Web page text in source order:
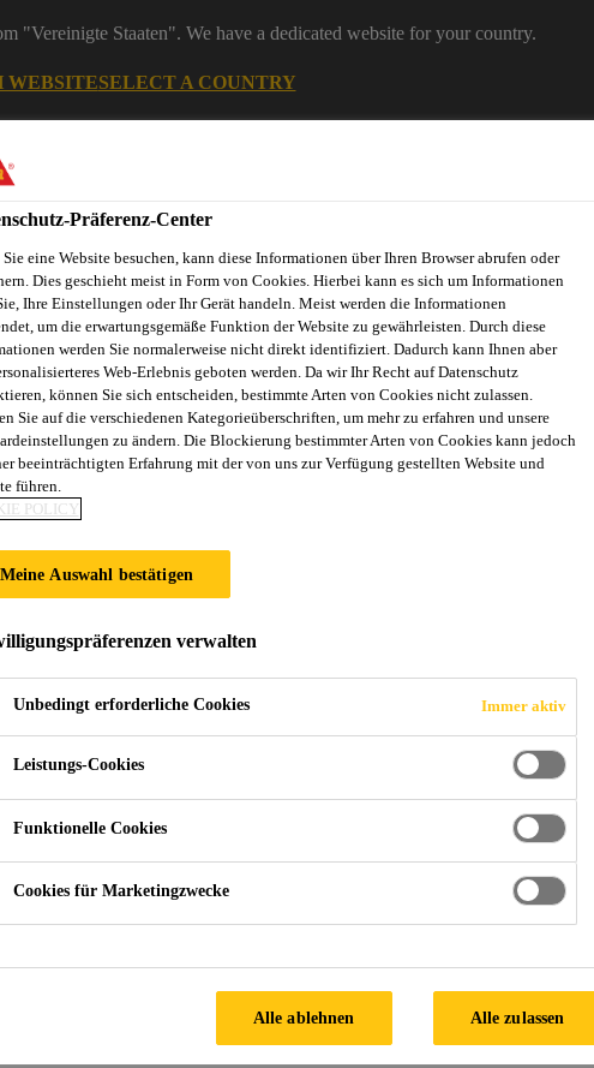
"Vereinigte Staaten". We have a dedicated website for your country.
WEBSITESELECT A COUNTRY
Starke Marken Services & Downloads News Über uns
PCI® Uniplan Plus
Feiner Nivellierspachtel unter allen Oberbelägen
Sehr leicht verlaufend
Für Schichtdicken von 0 - 15 mm
FINDEN SIE IHREN SIKA
Präferenz-Center
Sie eine Website besuchen, kann diese Informationen über Ihren Browser abrufen oder
Dies geschieht meist in Form von Cookies. Hierbei kann es sich um Informationen
Ihre Einstellungen oder Ihr Gerät handeln. Meist werden die Informationen
um die erwartungsgemäße Funktion der Website zu gewährleisten. Durch diese
werden Sie normalerweise nicht direkt identifiziert. Dadurch kann Ihnen aber
Web-Erlebnis geboten werden. Da wir Ihr Recht auf Datenschutz
können Sie sich entscheiden, bestimmte Arten von Cookies nicht zulassen.
Sie auf die verschiedenen Kategorieüberschriften, um mehr zu erfahren und unsere
zu ändern. Die Blockierung bestimmter Arten von Cookies kann jedoch
beeinträchtigten Erfahrung mit der von uns zur Verfügung gestellten Website und
führen.
POLICY
Meine Auswahl bestätigen
verwalten
Unbedingt erforderliche Cookies Immer aktiv
Leistungs-Cookies
Funktionelle Cookies
Cookies für Marketingzwecke
Alle ablehnen Alle zulassen